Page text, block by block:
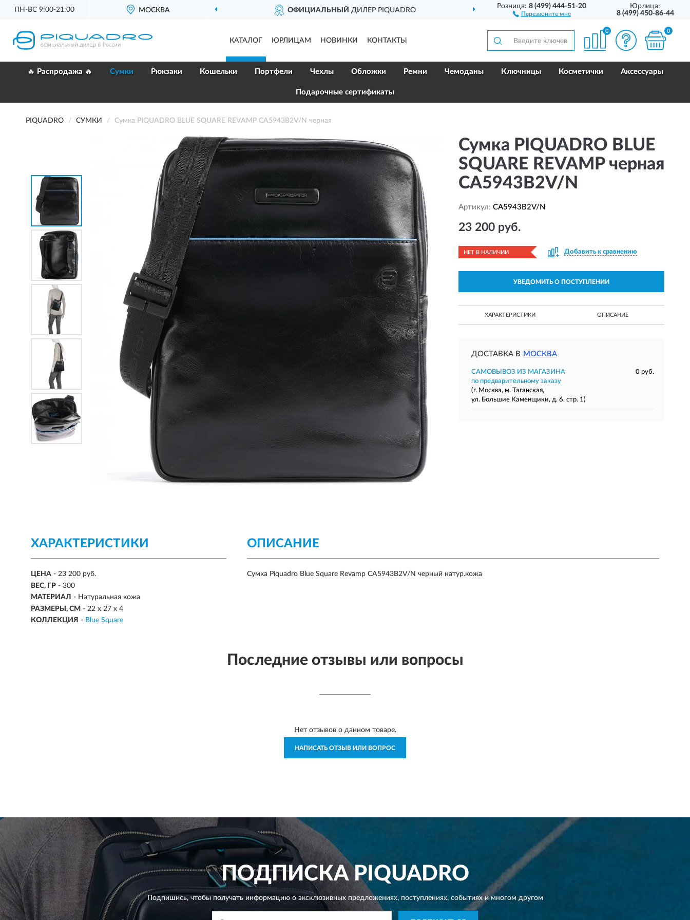
ПН-ВС 9:00-21:00 МОСКВА ОФИЦИАЛЬНЫЙ ДИЛЕР PIQUADRO ДОСТАВИМ ПО ВСЕЙ РОССИИ
Розница:8 (499) 444-51-20
Перезвоните мне
Юрлица:
8 (499) 450-86-44
КАТАЛОГ ЮРЛИЦАМ НОВИНКИ КОНТАКТЫ
0 0
🔥 Распродажа 🔥 Сумки Рюкзаки Кошельки Портфели Чехлы Обложки Ремни Чемоданы Ключницы Косметички Аксессуары
Подарочные сертификаты
PIQUADRO СУМКИ Сумка PIQUADRO BLUE SQUARE REVAMP CA5943B2V/N черная
Сумка PIQUADRO BLUE
SQUARE REVAMP черная
CA5943B2V/N
Артикул: CA5943B2V/N
23 200 руб.
НЕТ В НАЛИЧИИ Добавить к сравнению
УВЕДОМИТЬ О ПОСТУПЛЕНИИ
ХАРАКТЕРИСТИКИ ОПИСАНИЕ
ДОСТАВКА В МОСКВА
САМОВЫВОЗ ИЗ МАГАЗИНА
0 руб.
по предварительному заказу
(г. Москва, м. Таганская,
ул. Большие Каменщики, д. 6, стр. 1)
ХАРАКТЕРИСТИКИ
ЦЕНА - 23 200 руб.
ВЕС, ГР - 300
МАТЕРИАЛ - Натуральная кожа
РАЗМЕРЫ, СМ - 22 х 27 х 4
КОЛЛЕКЦИЯ - Blue Square
ОПИСАНИЕ
Сумка Piquadro Blue Square Revamp CA5943B2V/N черный натур.кожа
Последние отзывы или вопросы
Нет отзывов о данном товаре.
НАПИСАТЬ ОТЗЫВ ИЛИ ВОПРОС
ПОДПИСКАPIQUADRO
Подпишись, чтобы получать информацию о эксклюзивных предложениях,поступлениях, событиях и многом другом